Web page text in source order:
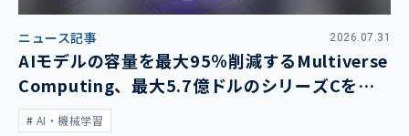
ニュース記事 2026.07.31
AIモデルの容量を最大95％削減するMultiverse
Computing、最大5.7億ドルのシリーズCを発
表AI・機械学習